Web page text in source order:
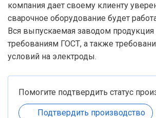
компания дает своему клиенту
сварочное оборудование будет
Вся выпускаемая заводом продукция
требованиям ГОСТ, а также
условий на электроды.
Помогите подтвердить статус
Подтвердить производство